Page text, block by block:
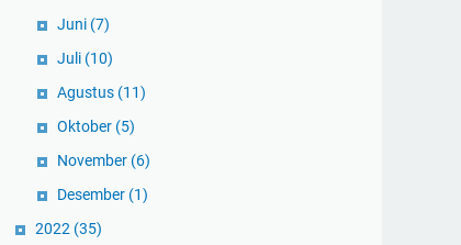
Juni (7)
Juli (10)
Agustus (11)
Oktober (5)
November (6)
Desember (1)
2022 (35)